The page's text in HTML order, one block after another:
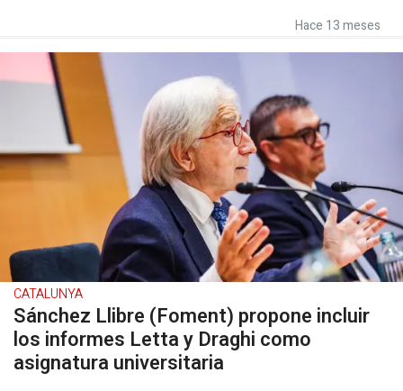
Hace 13 meses
CATALUNYA
Sánchez Llibre (Foment) propone incluir
los informes Letta y Draghi como
asignatura universitaria